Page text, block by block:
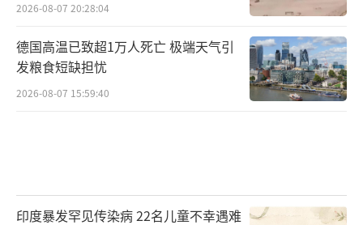
2026-08-07 20:28:04
德国高温已致超1万人死亡 极端天气引
发粮食短缺担忧
2026-08-07 15:59:40
印度暴发罕见传染病 22名儿童不幸遇难